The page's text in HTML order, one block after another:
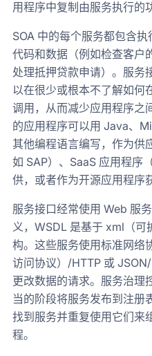
用程序中复制由服务执行的
SOA 中的每个服务都包含
代码和数据（例如检查客户
处理抵押贷款申请）。服务
以在很少或根本不了解如何
调用，从而减少应用程序之
的应用程序可以用 Java、
其他编程语言编写，作为供
如 SAP）、SaaS 应用程序
供，或者作为开源应用程序
服务接口经常使用 Web 服
义，WSDL 是基于 xml（可
构。这些服务使用标准网络
访问协议）/HTTP 或
更改数据的请求。服务治理
当的阶段将服务发布到注册
找到服务并重复使用它们来
程。